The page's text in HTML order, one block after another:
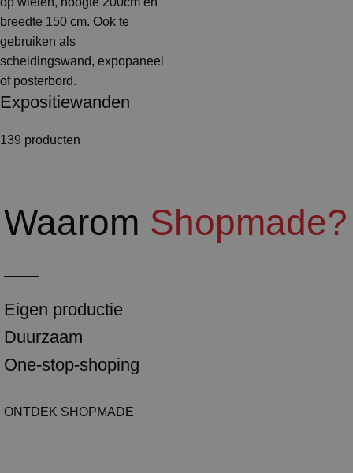
Expositiewanden
139 producten
Waarom Shopmade?
Eigen productie
Duurzaam
One-stop-shoping
ONTDEK SHOPMADE